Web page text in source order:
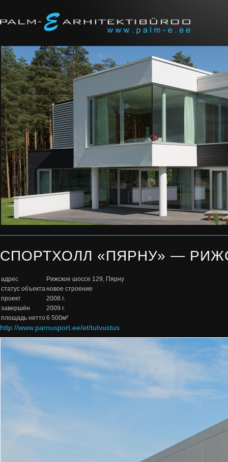
СПОРТХОЛЛ «ПЯРНУ» —
адрес
Рижское шоссе 129, Пярну
статус объектановое строение
проект
2008 г.
завершён
2009 г.
площадь нетто6 500м²
http://www.parnusport.ee/et/tutvustus